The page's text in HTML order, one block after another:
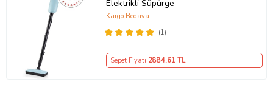
Elektrikli Süpürge
(1)
Kargo Bedava
Sepet Fiyatı 2884,61 TL